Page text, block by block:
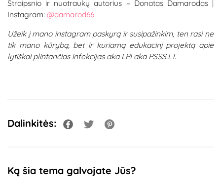
Straipsnio ir nuotraukų autorius – Donatas Damarodas |
Instagram: @damarod66
Užeik į mano instagram paskyrą ir susipažinkim, ten rasi ne
tik mano kūrybą, bet ir kuriamą edukacinį projektą apie
lytiškai plintančias infekcijas aka LPI aka PSSS.LT.
Dalinkitės:
Ką šia tema galvojate Jūs?